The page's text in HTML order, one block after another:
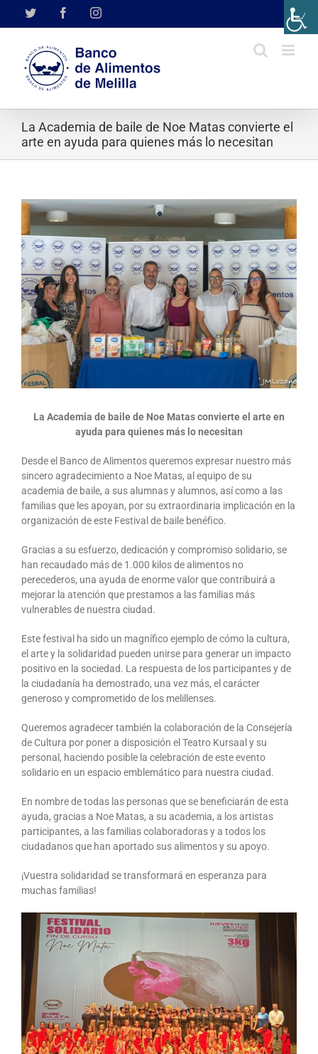
Twitter FacebookInstagram
La Academia de baile de Noe Matas convierte el
arte en ayuda para quienes más lo necesitan
Ver
imagen
más
grande
La Academia de baile de Noe Matas convierte el arte en
ayuda para quienes más lo necesitan
Desde el Banco de Alimentos queremos expresar nuestro más
sincero agradecimiento a Noe Matas, al equipo de su
academia de baile, a sus alumnas y alumnos, así como a las
familias que les apoyan, por su extraordinaria implicación en la
organización de este Festival de baile benéfico.
Gracias a su esfuerzo, dedicación y compromiso solidario, se
han recaudado más de 1.000 kilos de alimentos no
perecederos, una ayuda de enorme valor que contribuirá a
mejorar la atención que prestamos a las familias más
vulnerables de nuestra ciudad.
Este festival ha sido un magnífico ejemplo de cómo la cultura,
el arte y la solidaridad pueden unirse para generar un impacto
positivo en la sociedad. La respuesta de los participantes y de
la ciudadanía ha demostrado, una vez más, el carácter
generoso y comprometido de los melillenses.
Queremos agradecer también la colaboración de la Consejería
de Cultura por poner a disposición el Teatro Kursaal y su
personal, haciendo posible la celebración de este evento
solidario en un espacio emblemático para nuestra ciudad.
En nombre de todas las personas que se beneficiarán de esta
ayuda, gracias a Noe Matas, a su academia, a los artistas
participantes, a las familias colaboradoras y a todos los
ciudadanos que han aportado sus alimentos y su apoyo.
¡Vuestra solidaridad se transformará en esperanza para
muchas familias!